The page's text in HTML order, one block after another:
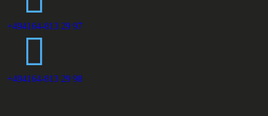
+494164-813 29 97
+494164-813 29 98